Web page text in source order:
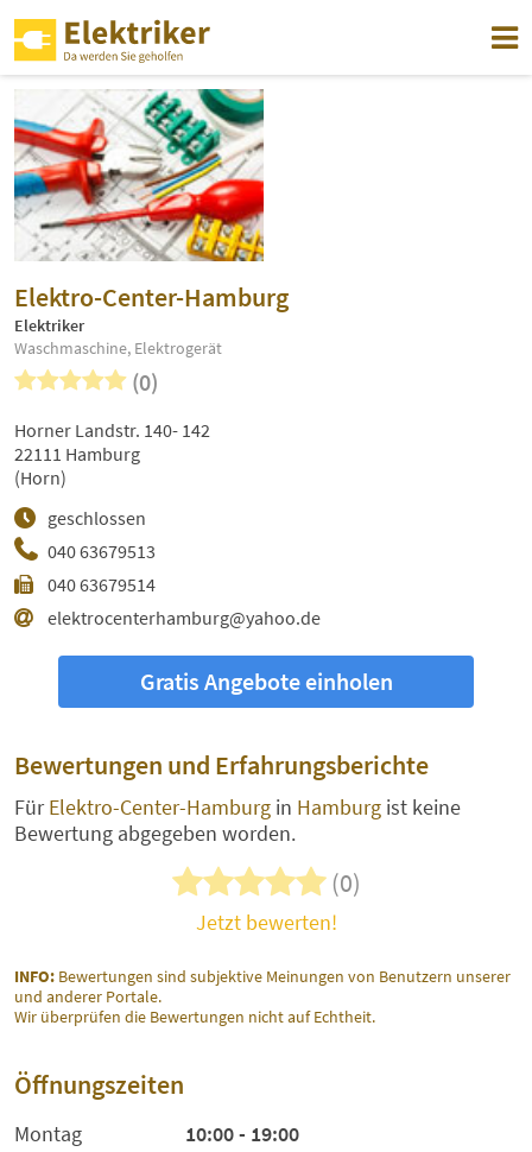
Elektro-Center-Hamburg
Elektriker
Waschmaschine, Elektrogerät
(0)
040 63679513
040 63679514
elektrocenterhamburg@yahoo.de
geschlossen
Horner Landstr. 140- 142
22111 Hamburg
(Horn)
Gratis Angebote einholen
Bewertungen und Erfahrungsberichte
FürElektro-Center-Hamburg in Hamburg ist keine
Bewertung abgegeben worden.
(0)
Jetzt bewerten!
INFO: Bewertungen sind subjektive Meinungen von Benutzern unserer
und anderer Portale.
Wir überprüfen die Bewertungen nicht auf Echtheit.
Öffnungszeiten
Montag
10:00 - 19:00